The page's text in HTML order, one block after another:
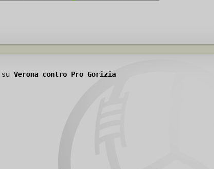
Verona contro Pro Gorizia